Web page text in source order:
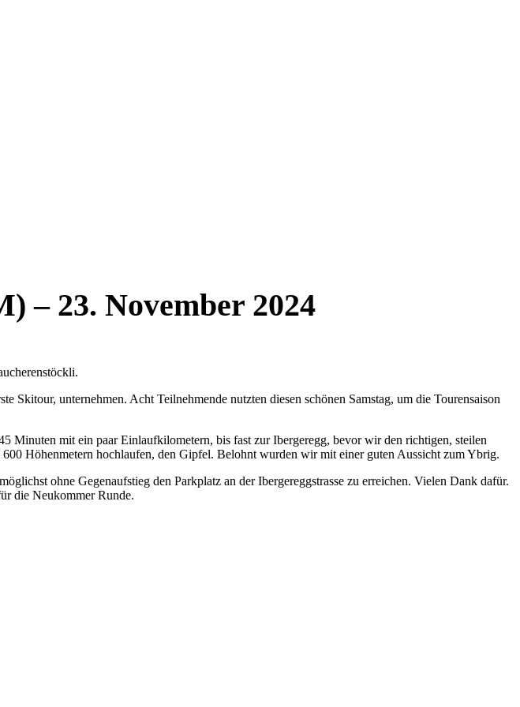
– 23. November 2024
unternehmen. Acht Teilnehmende nutzten diesen schönen Samstag, um die Tourensaison
Minuten mit ein paar Einlaufkilometern, bis fast zur Ibergeregg, bevor wir den richtigen, steilen
Höhenmetern hochlaufen, den Gipfel. Belohnt wurden wir mit einer guten Aussicht zum Ybrig.
ohne Gegenaufstieg den Parkplatz an der Ibergereggstrasse zu erreichen. Vielen Dank dafür.
die Neukommer Runde.